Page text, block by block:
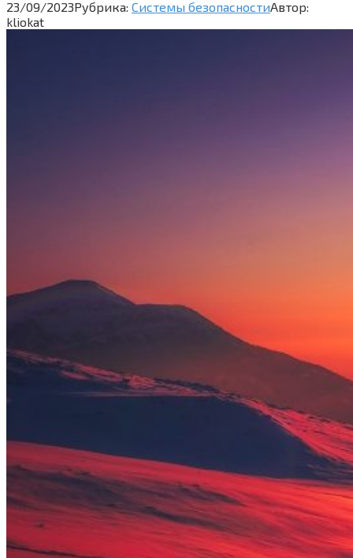
23/09/2023Рубрика: Системы безопасностиАвтор:
kliokat